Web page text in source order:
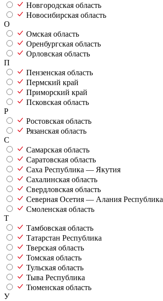
Новгородская область
Новосибирская область
О
Омская область
Оренбургская область
Орловская область
П
Пензенская область
Пермский край
Приморский край
Псковская область
Р
Ростовская область
Рязанская область
С
Самарская область
Саратовская область
Саха Республика — Якутия
Сахалинская область
Свердловская область
Северная Осетия — Алания Республика
Смоленская область
Т
Тамбовская область
Татарстан Республика
Тверская область
Томская область
Тульская область
Тыва Республика
Тюменская область
У